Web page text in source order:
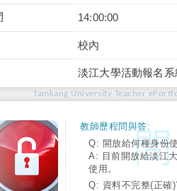
14:00:00
校內
淡江大學活動報名
Tamkang University Teacher
教師歷程問與答:
Q: 開放給何種身份
A: 目前開放給淡江
使用。
Q: 資料不完整(正確